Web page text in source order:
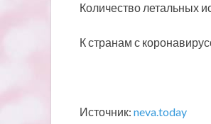
Количество летальных
К странам с
Источник: neva.today